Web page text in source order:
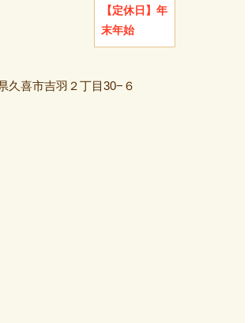
【定休日】 年
末年始
久喜市吉羽２丁目30−６